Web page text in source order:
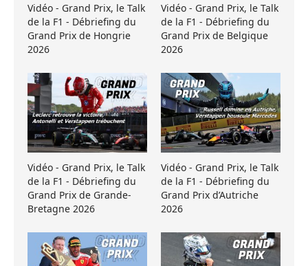
Vidéo - Grand Prix, le Talk
de la F1 - Débriefing du
Grand Prix de Hongrie
2026
Vidéo - Grand Prix, le Talk
de la F1 - Débriefing du
Grand Prix de Belgique
2026
Vidéo - Grand Prix, le Talk
de la F1 - Débriefing du
Grand Prix de Grande-
Bretagne 2026
Vidéo - Grand Prix, le Talk
de la F1 - Débriefing du
Grand Prix d’Autriche
2026